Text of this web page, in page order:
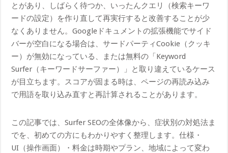
とがあり、しばらく待つか、いったんクエリ（検索キーワ
ードの設定）を作り直して再実行すると改善することが少
なくありません。Googleドキュメントの拡張機能でサイド
バーが空白になる場合は、サードパーティCookie（クッキ
ー）が無効になっている、または無料の「Keyword
Surfer（キーワードサーファー）」と取り違えているケース
が目立ちます。スコアが固まる時は、ページの再読み込み
で用語を取り込み直すと再計算されることがあります。
この記事では、Surfer SEOの全体像から、症状別の対処法ま
でを、初めての方にもわかりやすく整理します。仕様・
UI（操作画面）・料金は時期やプラン、地域によって変わ